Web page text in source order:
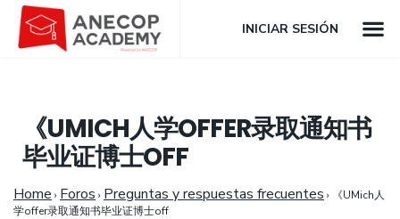
INICIAR SESIÓN
《UMICH人学OFFER录取通知书
毕业证博士OFF
Home › Foros › Preguntas y respuestas frecuentes ›
《UMich人
学offer录取通知书毕业证博士off